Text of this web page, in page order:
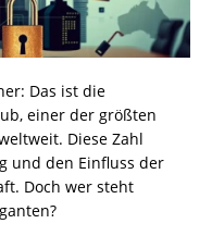
Das ist die
einer der größten
Diese Zahl
und den Einfluss der
Doch wer steht